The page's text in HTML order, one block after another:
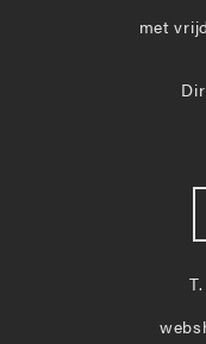
met
T.